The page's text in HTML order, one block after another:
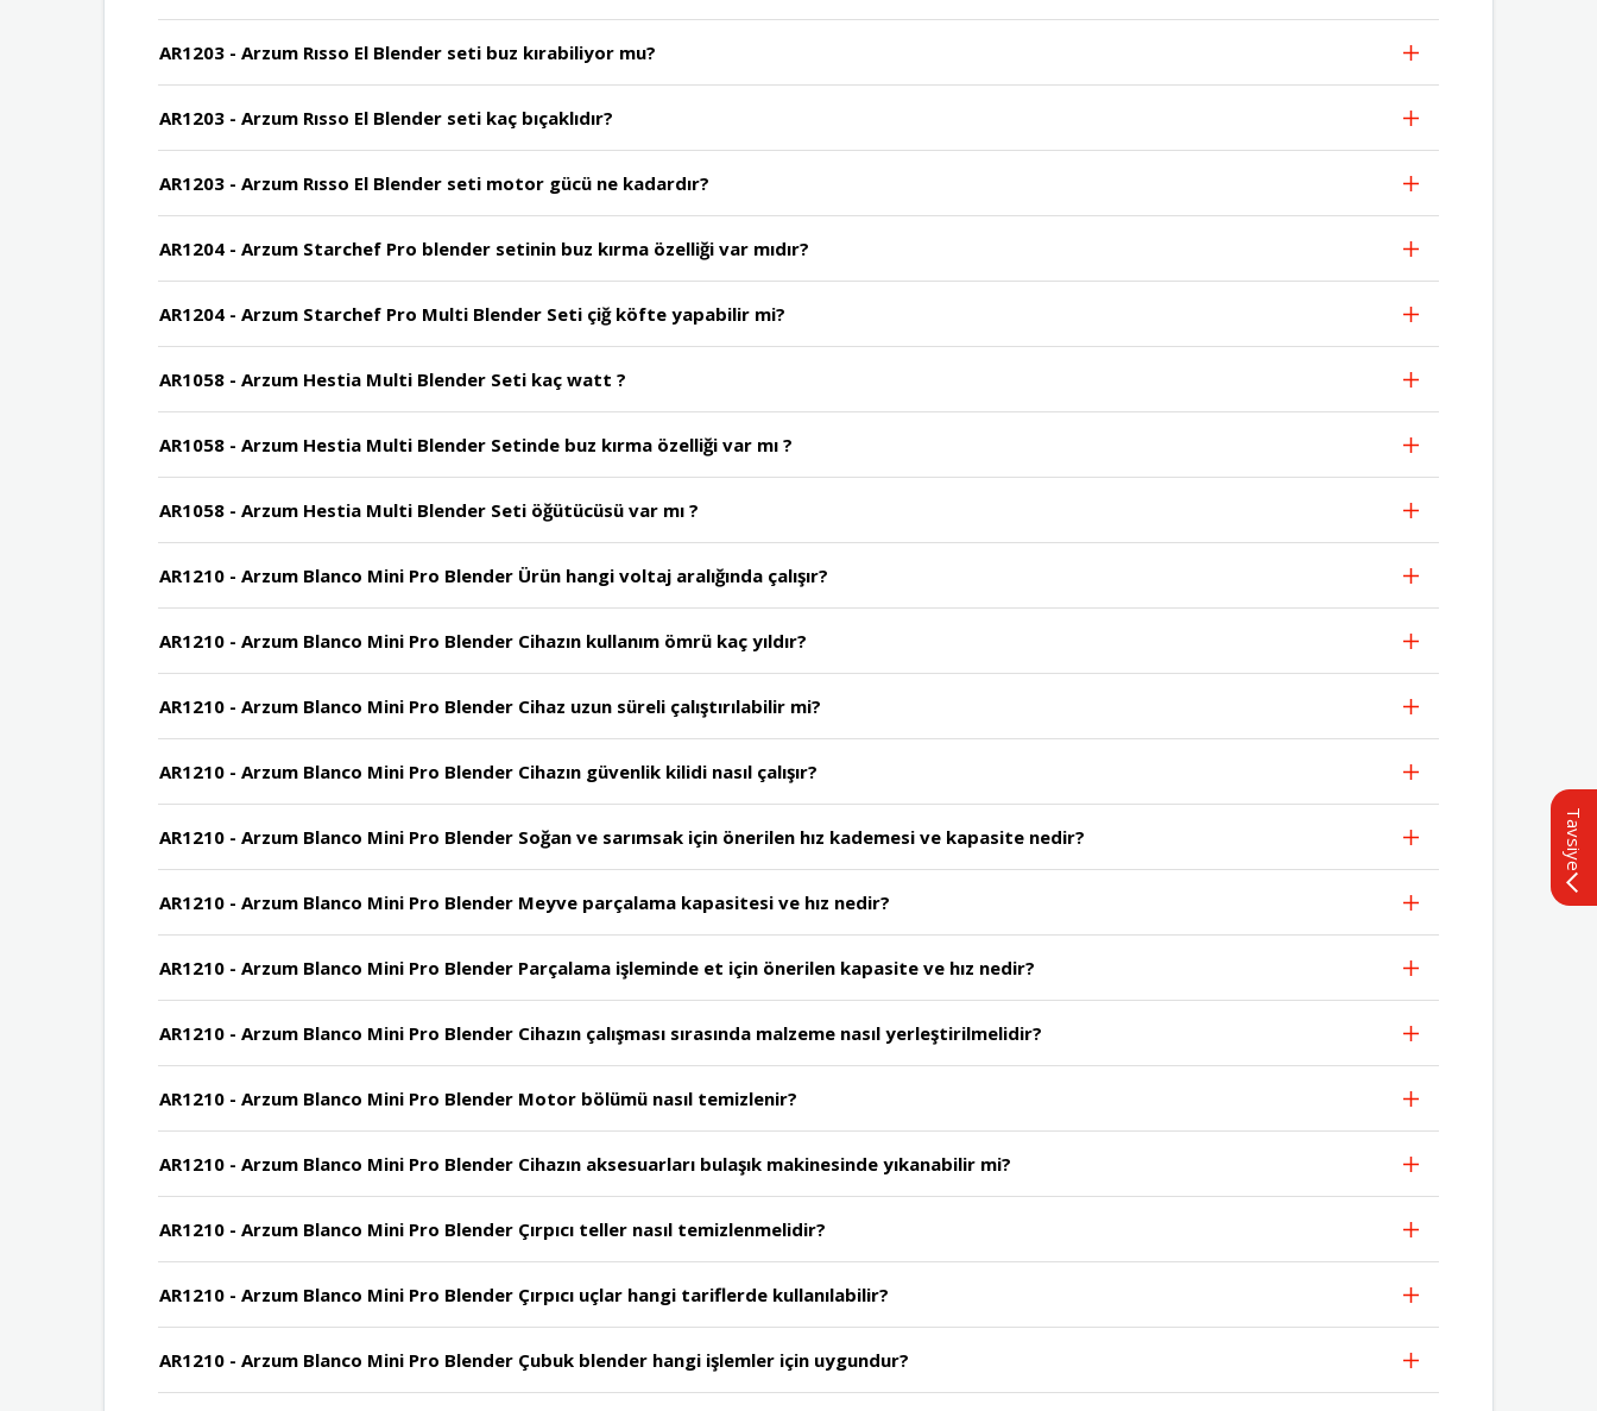
AR1203 - Arzum Rısso El Blender seti buz kırabiliyor mu?
AR1203 - Arzum Rısso El Blender seti kaç bıçaklıdır?
AR1203 - Arzum Rısso El Blender seti motor gücü ne kadardır?
AR1204 - Arzum Starchef Pro blender setinin buz kırma özelliği var mıdır?
AR1204 - Arzum Starchef Pro Multi Blender Seti çiğ köfte yapabilir mi?
AR1058 - Arzum Hestia Multi Blender Seti kaç watt ?
AR1058 - Arzum Hestia Multi Blender Setinde buz kırma özelliği var mı ?
AR1058 - Arzum Hestia Multi Blender Seti öğütücüsü var mı ?
AR1210 - Arzum Blanco Mini Pro Blender Ürün hangi voltaj aralığında çalışır?
AR1210 - Arzum Blanco Mini Pro Blender Cihazın kullanım ömrü kaç yıldır?
AR1210 - Arzum Blanco Mini Pro Blender Cihaz uzun süreli çalıştırılabilir mi?
AR1210 - Arzum Blanco Mini Pro Blender Cihazın güvenlik kilidi nasıl çalışır?
AR1210 - Arzum Blanco Mini Pro Blender Soğan ve sarımsak için önerilen hız kademesi ve kapasite nedir?
AR1210 - Arzum Blanco Mini Pro Blender Meyve parçalama kapasitesi ve hız nedir?
AR1210 - Arzum Blanco Mini Pro Blender Parçalama işleminde et için önerilen kapasite ve hız nedir?
AR1210 - Arzum Blanco Mini Pro Blender Cihazın çalışması sırasında malzeme nasıl yerleştirilmelidir?
AR1210 - Arzum Blanco Mini Pro Blender Motor bölümü nasıl temizlenir?
AR1210 - Arzum Blanco Mini Pro Blender Cihazın aksesuarları bulaşık makinesinde yıkanabilir mi?
AR1210 - Arzum Blanco Mini Pro Blender Çırpıcı teller nasıl temizlenmelidir?
AR1210 - Arzum Blanco Mini Pro Blender Çırpıcı uçlar hangi tariflerde kullanılabilir?
AR1210 - Arzum Blanco Mini Pro Blender Çubuk blender hangi işlemler için uygundur?
Tavsiye